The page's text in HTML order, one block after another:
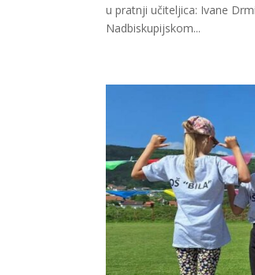
u pratnji učiteljica: Ivane
Nadbiskupijskom...